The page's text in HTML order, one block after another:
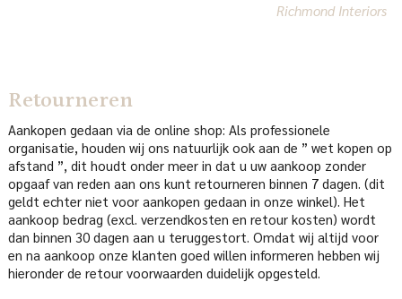
Richmond Interiors
Retourneren
Aankopen gedaan via de online shop: Als professionele
organisatie, houden wij ons natuurlijk ook aan de ” wet kopen op
afstand ”, dit houdt onder meer in dat u uw aankoop zonder
opgaaf van reden aan ons kunt retourneren binnen 7 dagen. (dit
geldt echter niet voor aankopen gedaan in onze winkel). Het
aankoop bedrag (excl. verzendkosten en retour kosten) wordt
dan binnen 30 dagen aan u teruggestort. Omdat wij altijd voor
en na aankoop onze klanten goed willen informeren hebben wij
hieronder de retour voorwaarden duidelijk opgesteld.